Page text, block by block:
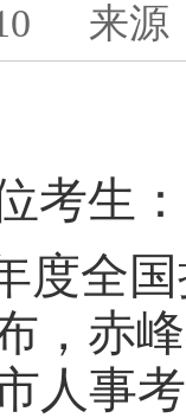
来源
考生：
国执
，赤峰
人事